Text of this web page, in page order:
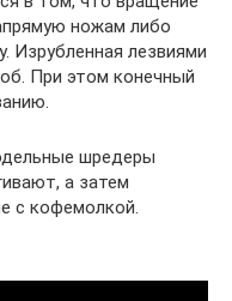
ножам либо
Изрубленная лезвиями
При этом конечный
шредеры
а затем
с кофемолкой.